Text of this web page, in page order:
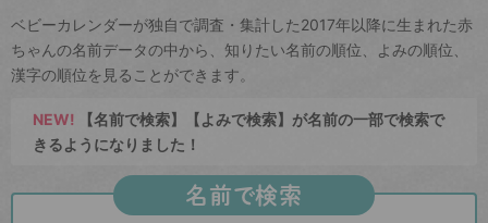
ベビーカレンダーが独自で調査・集計した2017年以降に生まれた赤
ちゃんの名前データの中から、知りたい名前の順位、よみの順位、
漢字の順位を見ることができます。
NEW! 【名前で検索】【よみで検索】が名前の一部で検索で
きるようになりました！
名前で検索